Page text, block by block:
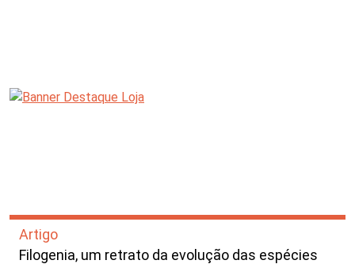
Artigo
Filogenia, um retrato da evolução das espécies